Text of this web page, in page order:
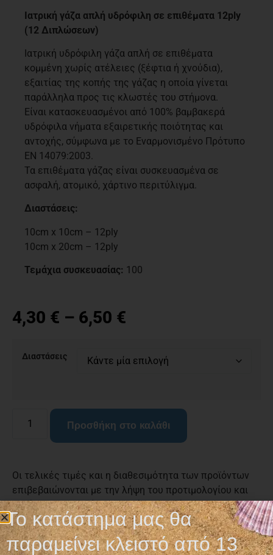
Ιατρική γάζα απλή υδρόφιλη σε επιθέματα 12ply
(12 Διπλώσεων)
Ιατρική υδρόφιλη γάζα απλή σε επιθέματα
κομμένη χωρίς ατέλειες (ξέφτια ή χνούδια),
εξαιτίας της κοπής της γάζας η οποία γίνεται
παράλληλα προς τις κλωστές του στήμονα.
Είναι κατασκευασμένοι από 100% βαμβακερά
υδρόφιλα νήματα εξαιρετικής ποιότητας και
αντοχής, σύμφωνα με το Εναρμονισμένο Πρότυπο
ΕΝ 14079:2003.
Τα επιθέματα γάζας είναι συσκευασμένα σε
ασφαλή, ατομικό, χάρτινο περιτύλιγμα.
Διαστάσεις:
10cm x 10cm – 12ply
10cm x 20cm – 12ply
Τεμάχια συσκευασίας: 100
4,30 € – 6,50 €
Διαστάσεις
Προσθήκη στο καλάθι
Οι τελικές τιμές και η διαθεσιμότητα των προϊόντων
επιβεβαιώνονται με την λήψη του προτιμολογίου και
ενδέχεται να αλλάξουν χωρίς ειδοποίηση.
Το κατάστημα μας θα
παραμείνει κλειστό από 13